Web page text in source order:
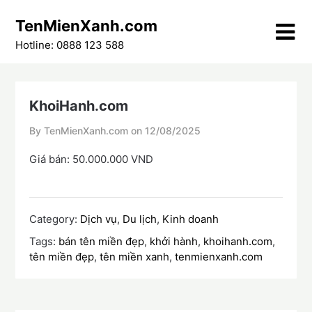
content
TenMienXanh.com
Hotline: 0888 123 588
KhoiHanh.com
By TenMienXanh.com on 12/08/2025
Giá bán: 50.000.000 VND
Category: Dịch vụ, Du lịch, Kinh doanh
Tags: bán tên miền đẹp, khởi hành, khoihanh.com,
tên miền đẹp,tên miền xanh,tenmienxanh.com